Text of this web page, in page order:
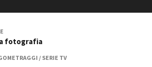
fotografia
/ SERIE TV